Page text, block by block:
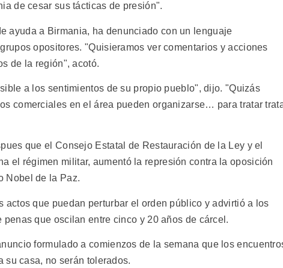
de cesar sus tácticas de presión".
ayuda a Birmania, ha denunciado con un lenguaje
opositores. "Quisieramos ver comentarios y acciones
de la región", acotó.
a los sentimientos de su propio pueblo", dijo. "Quizás
comerciales en el área pueden organizarse… para tratar
que el Consejo Estatal de Restauración de la Ley y el
el régimen militar, aumentó la represión contra la oposición
Nobel de la Paz.
actos que puedan perturbar el orden público y advirtió a los
que oscilan entre cinco y 20 años de cárcel.
formulado a comienzos de la semana que los
su casa, no serán tolerados.